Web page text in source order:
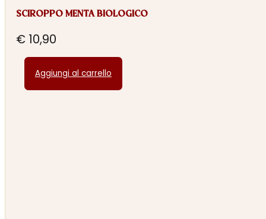
SCIROPPO MENTA BIOLOGICO
€ 10,90
Aggiungi al carrello